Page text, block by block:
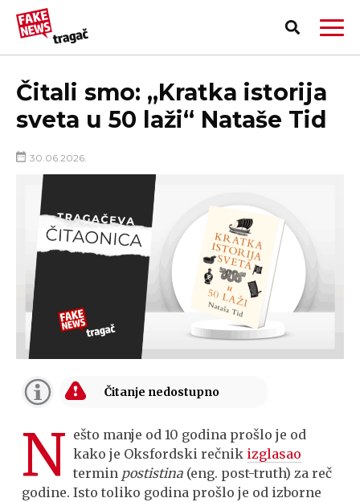
PRIJAVI LAŽNU VEST!
Čitali smo: „Kratka istorija
sveta u 50 laži“ Nataše Tid
30.06.2026.
N ešto manje od 10 godina prošlo je od
kako je Oksfordski rečnik izglasao
termin postistina (eng. post-truth) za reč
godine. Isto toliko godina prošlo je od izborne